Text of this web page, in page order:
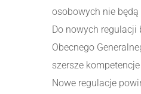
osobowych nie będą
Do nowych regulacji
Obecnego
szersze
Nowe regulacje